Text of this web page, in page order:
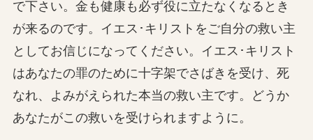
で下さい。金も健康も必ず役に立たなくなるとき
が来るのです。イエス･キリストをご自分の救い主
としてお信じになってください。イエス･キリスト
はあなたの罪のために十字架でさばきを受け、死
なれ、よみがえられた本当の救い主です。どうか
あなたがこの救いを受けられますように。